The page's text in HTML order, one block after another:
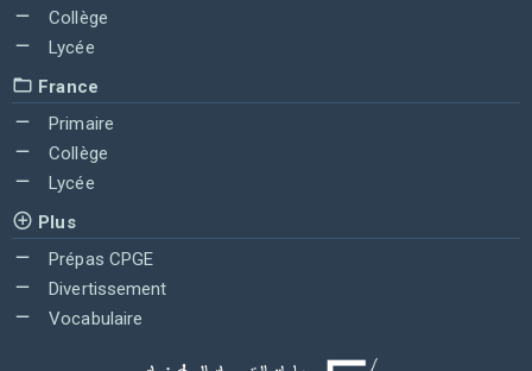
Collège
Lycée
France
Primaire
Collège
Lycée
Plus
Prépas CPGE
Divertissement
Vocabulaire